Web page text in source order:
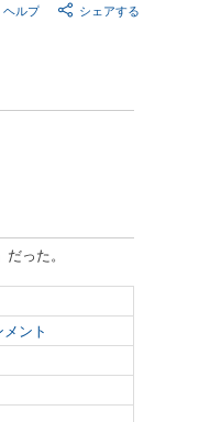
シェアする
ヘルプ
った。
ント